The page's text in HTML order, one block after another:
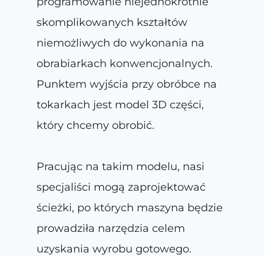
skomplikowanych kształtów
niemożliwych do wykonania na
obrabiarkach konwencjonalnych.
Punktem wyjścia przy obróbce na
tokarkach jest model 3D części,
który chcemy obrobić.
Pracując na takim modelu, nasi
specjaliści mogą zaprojektować
ścieżki, po których maszyna będzie
prowadziła narzędzia celem
uzyskania wyrobu gotowego.